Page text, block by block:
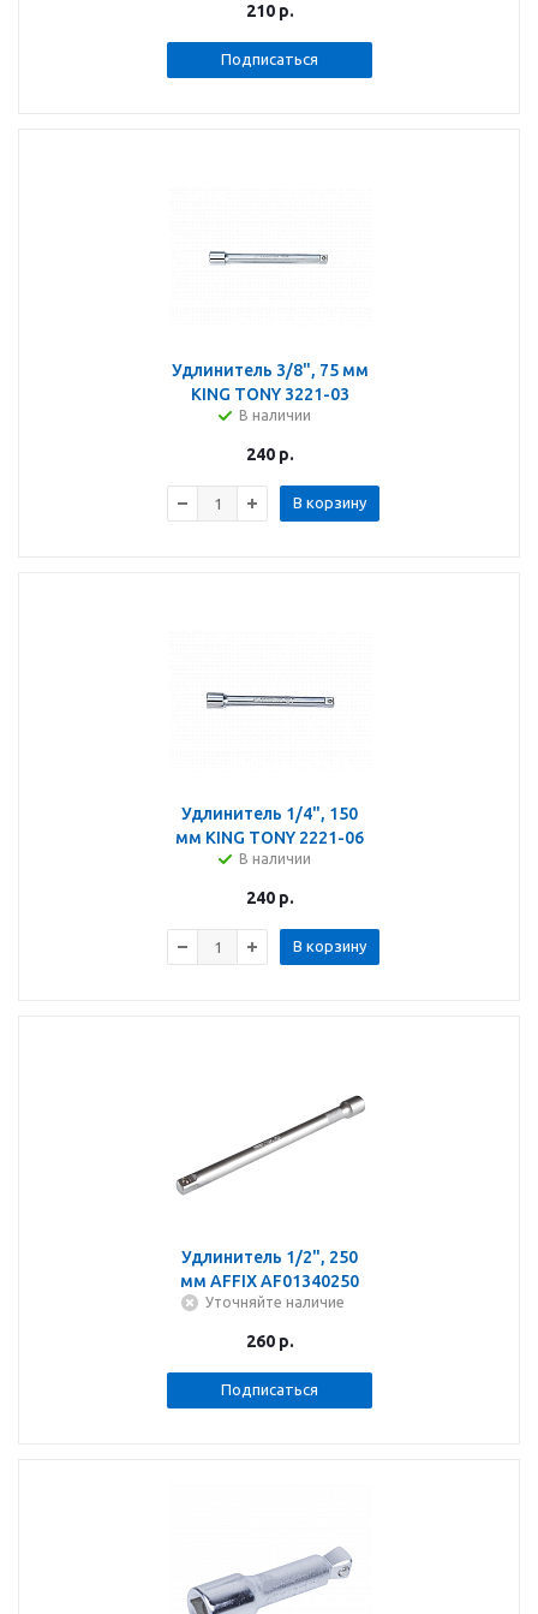
210р.
Подписаться
Удлинитель 3/8", 75 мм
KING TONY 3221-03
В наличии
240р.
В корзину
Удлинитель 1/4", 150
мм KING TONY 2221-06
В наличии
240р.
В корзину
Удлинитель 1/2", 250
мм AFFIX AF01340250
Уточняйте наличие
260р.
Подписаться